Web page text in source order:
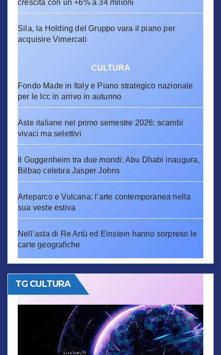
crescita con un +6% a 34 milioni
Sila, la Holding del Gruppo vara il piano per
acquisire Vimercati
CULTURA
Fondo Made in Italy e Piano strategico nazionale
per le Icc in arrivo in autunno
Aste italiane nel primo semestre 2026: scambi
vivaci ma selettivi
Il Guggenheim tra due mondi: Abu Dhabi inaugura,
Bilbao celebra Jasper Johns
Arteparco e Vulcana: l’arte contemporanea nella
sua veste estiva
Nell’asta di Re Artù ed Einstein hanno sorpreso le
carte geografiche
TG CULTURA